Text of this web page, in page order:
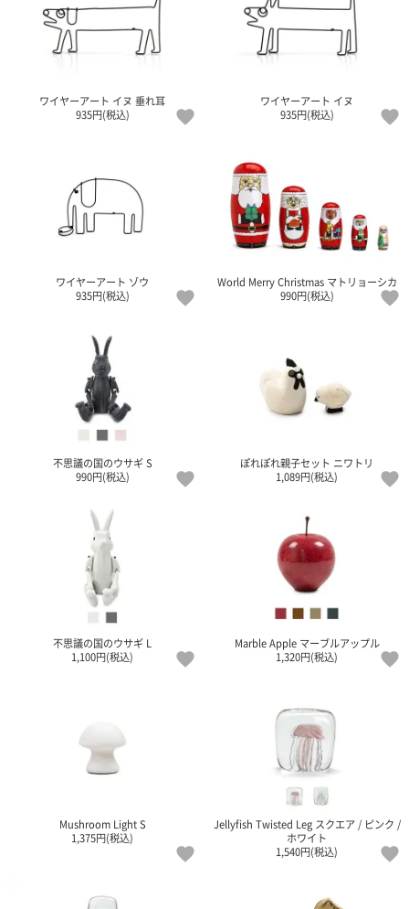
ワイヤーアート イヌ 垂れ耳
935円(税込)
ワイヤーアート イヌ
935円(税込)
ワイヤーアート ゾウ
935円(税込)
World Merry Christmas マトリョーシカ
990円(税込)
不思議の国のウサギ S
990円(税込)
ぽれぽれ親子セット ニワトリ
1,089円(税込)
不思議の国のウサギ L
1,100円(税込)
Marble Apple マーブルアップル
1,320円(税込)
Mushroom Light S
1,375円(税込)
Jellyfish Twisted Leg スクエア / ピンク /
ホワイト
1,540円(税込)